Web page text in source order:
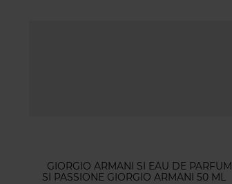
GIORGIO ARMANI SI EAU DE PARFUM
SI PASSIONE GIORGIO ARMANI 50 ML